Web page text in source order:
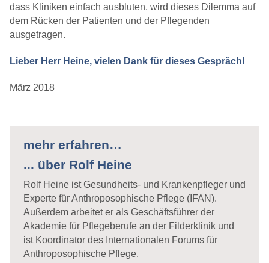
dass Kliniken einfach ausbluten, wird dieses Dilemma auf
dem Rücken der Patienten und der Pflegenden
ausgetragen.
Lieber Herr Heine, vielen Dank für dieses Gespräch!
März 2018
mehr erfahren…
... über Rolf Heine
Rolf Heine ist Gesundheits- und Krankenpfleger und
Experte für Anthroposophische Pflege (IFAN).
Außerdem arbeitet er als Geschäftsführer der
Akademie für Pflegeberufe an der Filderklinik und
ist Koordinator des Internationalen Forums für
Anthroposophische Pflege.